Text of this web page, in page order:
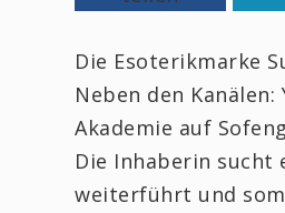
Die Esoterikmarke
Neben den
Akademie auf
Die Inhaberin sucht
weiterführt und